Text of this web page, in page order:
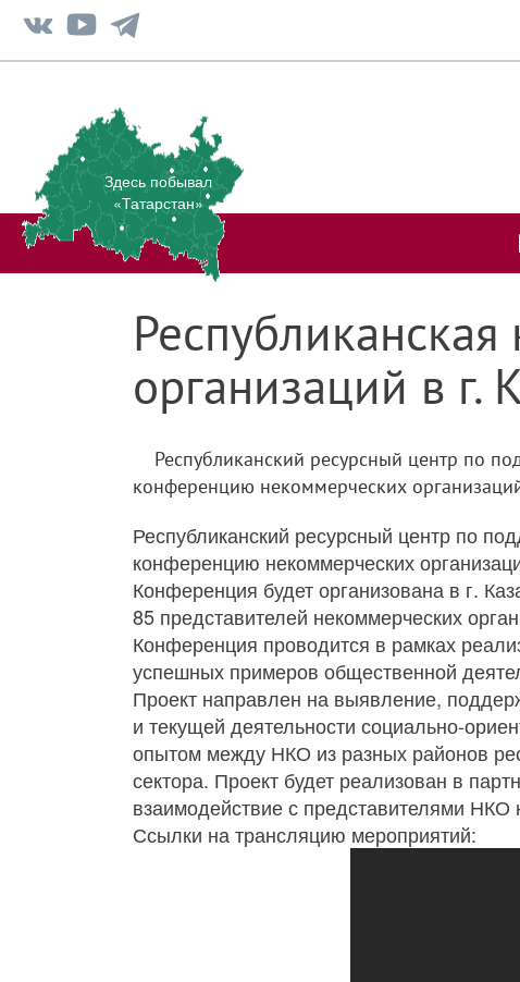
Здесь побывал
«Татарстан»
организаций в г.
Республиканский ресурсный центр по
конференцию некоммерческих
Республиканский ресурсный центр по
конференцию некоммерческих
Конференция будет организована в г.
85 представителей некоммерческих
Конференция проводится в рамках
успешных примеров общественной
Проект направлен на выявление,
и текущей деятельности социально-
опытом между НКО из разных районов
сектора. Проект будет реализован в
взаимодействие с представителями НКО
Ссылки на трансляцию мероприятий: